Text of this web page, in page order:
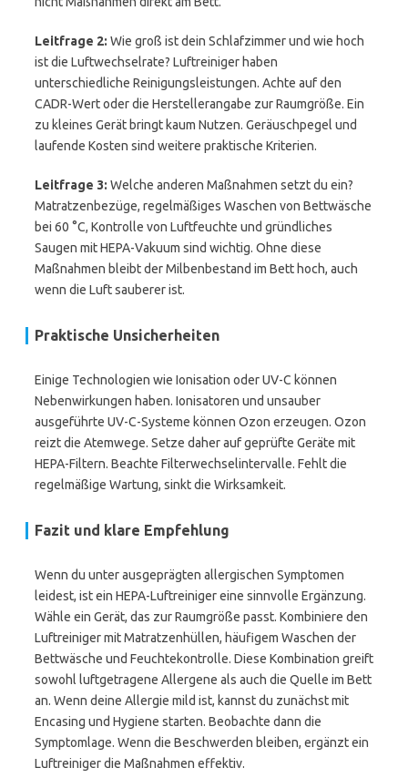
Leitfrage 2: Wie groß ist dein Schlafzimmer und wie hoch
ist die Luftwechselrate? Luftreiniger haben
unterschiedliche Reinigungsleistungen. Achte auf den
CADR-Wert oder die Herstellerangabe zur Raumgröße. Ein
zu kleines Gerät bringt kaum Nutzen. Geräuschpegel und
laufende Kosten sind weitere praktische Kriterien.
Leitfrage 3: Welche anderen Maßnahmen setzt du ein?
Matratzenbezüge, regelmäßiges Waschen von Bettwäsche
bei 60 °C, Kontrolle von Luftfeuchte und gründliches
Saugen mit HEPA-Vakuum sind wichtig. Ohne diese
Maßnahmen bleibt der Milbenbestand im Bett hoch, auch
wenn die Luft sauberer ist.
Praktische Unsicherheiten
Einige Technologien wie Ionisation oder UV-C können
Nebenwirkungen haben. Ionisatoren und unsauber
ausgeführte UV-C-Systeme können Ozon erzeugen. Ozon
reizt die Atemwege. Setze daher auf geprüfte Geräte mit
HEPA-Filtern. Beachte Filterwechselintervalle. Fehlt die
regelmäßige Wartung, sinkt die Wirksamkeit.
Fazit und klare Empfehlung
Wenn du unter ausgeprägten allergischen Symptomen
leidest, ist ein HEPA-Luftreiniger eine sinnvolle Ergänzung.
Wähle ein Gerät, das zur Raumgröße passt. Kombiniere den
Luftreiniger mit Matratzenhüllen, häufigem Waschen der
Bettwäsche und Feuchtekontrolle. Diese Kombination greift
sowohl luftgetragene Allergene als auch die Quelle im Bett
an. Wenn deine Allergie mild ist, kannst du zunächst mit
Encasing und Hygiene starten. Beobachte dann die
Symptomlage. Wenn die Beschwerden bleiben, ergänzt ein
Luftreiniger die Maßnahmen effektiv.